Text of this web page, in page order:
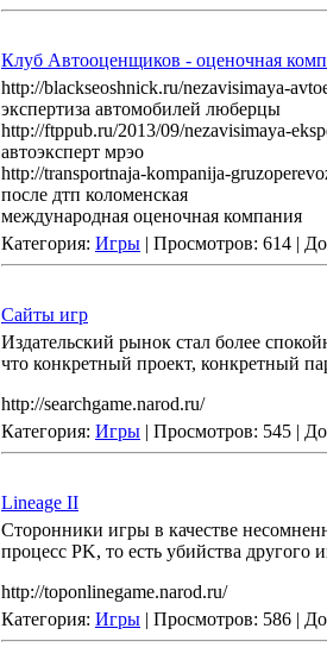
Клуб Автооценщиков - оценочная
http://blackseoshnick.ru/nezavisimaya-
экспертиза автомобилей люберцы
http://ftppub.ru/2013/09/nezavisimaya-
автоэксперт мрэо
http://transportnaja-kompanija-
после дтп коломенская
международная оценочная компания
Категория: Игры | Просмотров: 614 |
Сайты игр
Издательский рынок стал более
что конкретный проект, конкретный
http://searchgame.narod.ru/
Категория: Игры | Просмотров: 545 |
Lineage II
Сторонники игры в качестве
процесс PK, то есть убийства другого
http://toponlinegame.narod.ru/
Категория: Игры | Просмотров: 586 |